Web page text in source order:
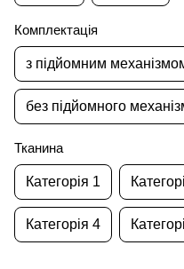
Комплектація
з підйомним
без підйомного
Тканина
Категорія 1
Категорія 4